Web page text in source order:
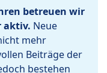
betreuen wir
aktiv. Neue
mehr
Beiträge der
bestehen